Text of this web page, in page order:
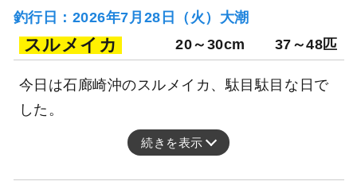
釣行日：2026年7月28日（火）大潮
スルメイカ 20～30cm 37～48匹
今日は石廊崎沖のスルメイカ、駄目駄目な日で
した。
続きを表示